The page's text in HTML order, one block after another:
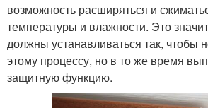
возможность расширяться и
температуры и влажности. Это
должны устанавливаться так, чтобы
этому процессу, но в то же время
защитную функцию.